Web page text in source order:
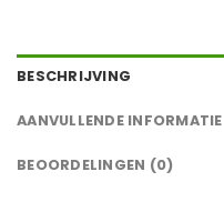
BESCHRIJVING
AANVULLENDE INFORMATIE
BEOORDELINGEN (0)